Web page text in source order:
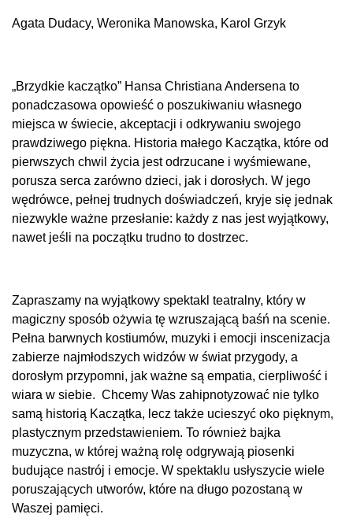
Agata Dudacy, Weronika Manowska, Karol Grzyk
„Brzydkie kaczątko” Hansa Christiana Andersena to
ponadczasowa opowieść o poszukiwaniu własnego
miejsca w świecie, akceptacji i odkrywaniu swojego
prawdziwego piękna. Historia małego Kaczątka, które od
pierwszych chwil życia jest odrzucane i wyśmiewane,
porusza serca zarówno dzieci, jak i dorosłych. W jego
wędrówce, pełnej trudnych doświadczeń, kryje się jednak
niezwykle ważne przesłanie: każdy z nas jest wyjątkowy,
nawet jeśli na początku trudno to dostrzec.
Zapraszamy na wyjątkowy spektakl teatralny, który w
magiczny sposób ożywia tę wzruszającą baśń na scenie.
Pełna barwnych kostiumów, muzyki i emocji inscenizacja
zabierze najmłodszych widzów w świat przygody, a
dorosłym przypomni, jak ważne są empatia, cierpliwość i
wiara w siebie. Chcemy Was zahipnotyzować nie tylko
samą historią Kaczątka, lecz także ucieszyć oko pięknym,
plastycznym przedstawieniem. To również bajka
muzyczna, w której ważną rolę odgrywają piosenki
budujące nastrój i emocje. W spektaklu usłyszycie wiele
poruszających utworów, które na długo pozostaną w
Waszej pamięci.